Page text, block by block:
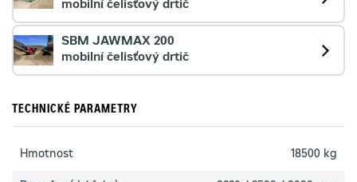
mobilní čelisťový drtič
SBM JAWMAX 200
mobilní čelisťový drtič
TECHNICKÉ PARAMETRY
Hmotnost 18500 kg